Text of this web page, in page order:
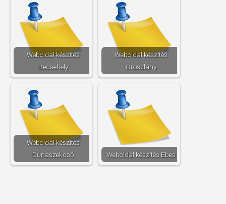
Weboldal készítés​
Becsehely
Weboldal készítés​
Oroszlány
Weboldal készítés​
Dunaszekcső
Weboldal készítés​ Ebes